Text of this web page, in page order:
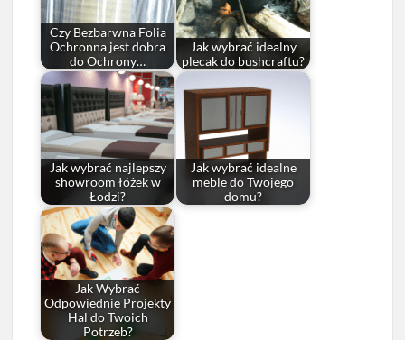
Czy Bezbarwna Folia
Ochronna jest dobra
do Ochrony…
Jak wybrać idealny
plecak do bushcraftu?
Jak wybrać najlepszy
showroom łóżek w
Łodzi?
Jak wybrać idealne
meble do Twojego
domu?
Jak Wybrać
Odpowiednie Projekty
Hal do Twoich
Potrzeb?